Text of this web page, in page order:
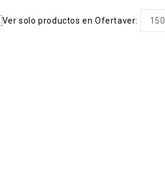
Ver solo productos en Ofertaver: 150